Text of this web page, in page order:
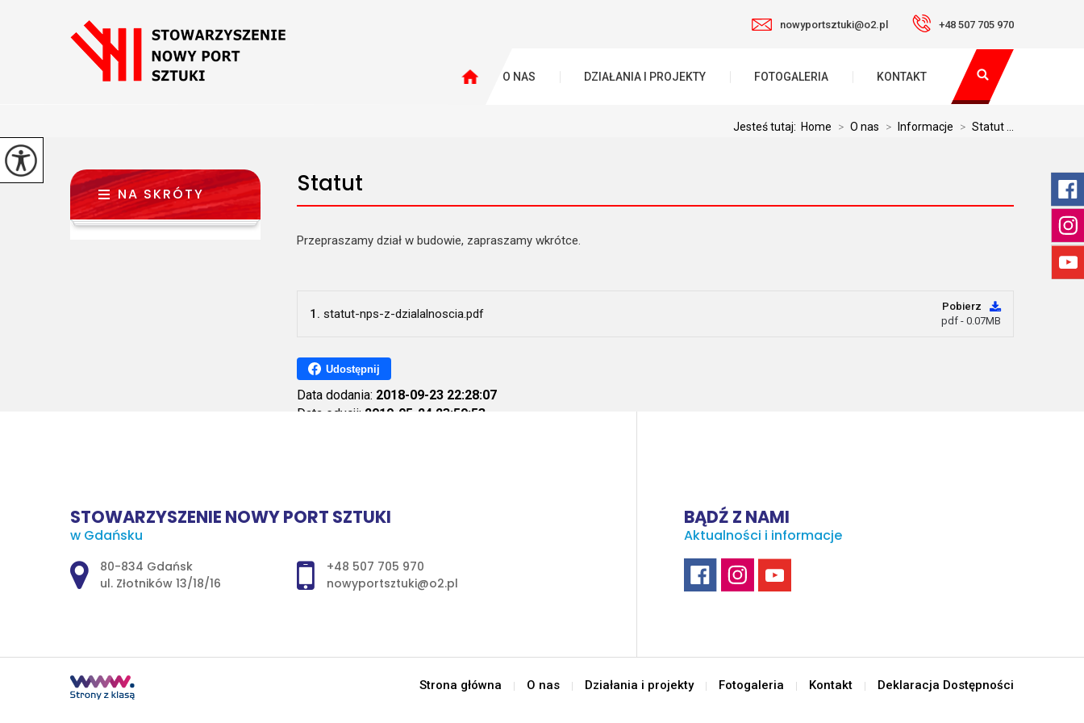
nowyportsztuki@o2.pl +48 507 705 970
O NAS DZIAŁANIA I PROJEKTY FOTOGALERIA KONTAKT
Jesteś tutaj: Home > O nas > Informacje > Statut ...
Statut
Przepraszamy dział w budowie, zapraszamy wkrótce.
1. statut-nps-z-dzialalnoscia.pdf
Pobierz
pdf - 0.07MB
Udostępnij
Data dodania: 2018-09-23 22:28:07
Data edycji: 2019-05-24 23:59:53
NA SKRÓTY
STOWARZYSZENIE NOWY PORT SZTUKI
w Gdańsku
Adres pocztowy:
80-834 Gdańsk
ul. Złotników 13/18/16
+48 507 705 970
nowyportsztuki@o2.pl
BĄDŹ Z NAMI
Aktualności i informacje
Strona główna O nas Działania i projekty Fotogaleria Kontakt Deklaracja Dostępności